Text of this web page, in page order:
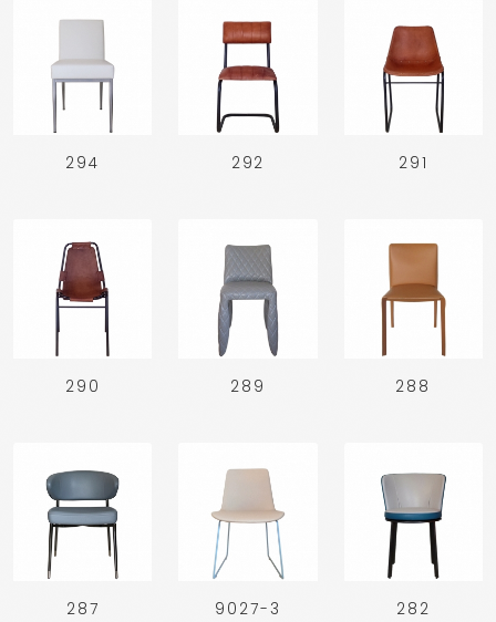
294 292 291
290 289 288
287 9027-3 282